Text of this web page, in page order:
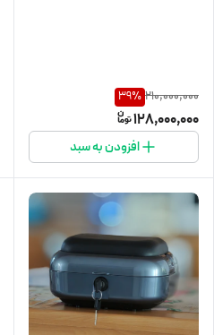
210,000,000
39%
128,000,000
افزودن به سبد